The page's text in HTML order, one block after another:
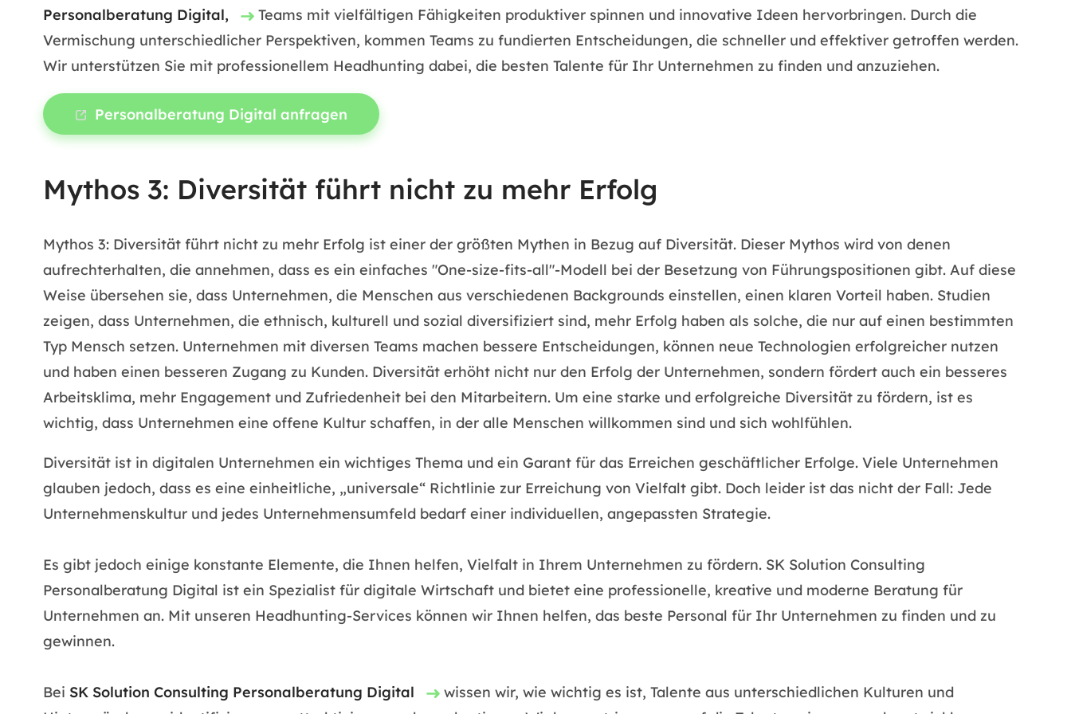
Personalberatung Digital,
Teams mit vielfältigen Fähigkeiten produktiver spinnen und innovative Ideen hervorbringen. Durch die
Vermischung unterschiedlicher Perspektiven, kommen Teams zu fundierten Entscheidungen, die schneller und effektiver getroffen werden.
Wir unterstützen Sie mit professionellem Headhunting dabei, die besten Talente für Ihr Unternehmen zu finden und anzuziehen.
Personalberatung Digital anfragen
Mythos 3: Diversität führt nicht zu mehr Erfolg
Mythos 3: Diversität führt nicht zu mehr Erfolg ist einer der größten Mythen in Bezug auf Diversität. Dieser Mythos wird von denen
aufrechterhalten, die annehmen, dass es ein einfaches "One-size-fits-all"-Modell bei der Besetzung von Führungspositionen gibt. Auf diese
Weise übersehen sie, dass Unternehmen, die Menschen aus verschiedenen Backgrounds einstellen, einen klaren Vorteil haben. Studien
zeigen, dass Unternehmen, die ethnisch, kulturell und sozial diversifiziert sind, mehr Erfolg haben als solche, die nur auf einen bestimmten
Typ Mensch setzen. Unternehmen mit diversen Teams machen bessere Entscheidungen, können neue Technologien erfolgreicher nutzen
und haben einen besseren Zugang zu Kunden. Diversität erhöht nicht nur den Erfolg der Unternehmen, sondern fördert auch ein besseres
Arbeitsklima, mehr Engagement und Zufriedenheit bei den Mitarbeitern. Um eine starke und erfolgreiche Diversität zu fördern, ist es
wichtig, dass Unternehmen eine offene Kultur schaffen, in der alle Menschen willkommen sind und sich wohlfühlen.
Diversität ist in digitalen Unternehmen ein wichtiges Thema und ein Garant für das Erreichen geschäftlicher Erfolge. Viele Unternehmen
glauben jedoch, dass es eine einheitliche, „universale“ Richtlinie zur Erreichung von Vielfalt gibt. Doch leider ist das nicht der Fall: Jede
Unternehmenskultur und jedes Unternehmensumfeld bedarf einer individuellen, angepassten Strategie.
Es gibt jedoch einige konstante Elemente, die Ihnen helfen, Vielfalt in Ihrem Unternehmen zu fördern. SK Solution Consulting
Personalberatung Digital ist ein Spezialist für digitale Wirtschaft und bietet eine professionelle, kreative und moderne Beratung für
Unternehmen an. Mit unseren Headhunting-Services können wir Ihnen helfen, das beste Personal für Ihr Unternehmen zu finden und zu
gewinnen.
Bei SK Solution Consulting Personalberatung Digital
wissen wir, wie wichtig es ist, Talente aus unterschiedlichen Kulturen und